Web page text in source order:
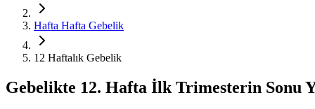
Hafta Hafta Gebelik
12 Haftalık Gebelik
Gebelikte 12. Hafta İlk Trimesterin Sonu